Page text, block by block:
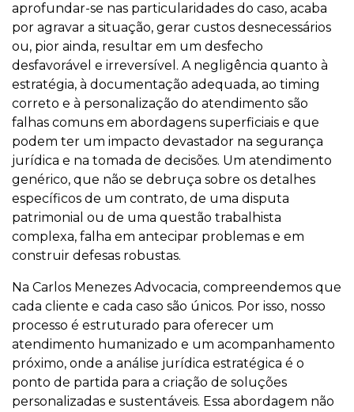
aprofundar-se nas particularidades do caso, acaba
por agravar a situação, gerar custos desnecessários
ou, pior ainda, resultar em um desfecho
desfavorável e irreversível. A negligência quanto à
estratégia, à documentação adequada, ao timing
correto e à personalização do atendimento são
falhas comuns em abordagens superficiais e que
podem ter um impacto devastador na segurança
jurídica e na tomada de decisões. Um atendimento
genérico, que não se debruça sobre os detalhes
específicos de um contrato, de uma disputa
patrimonial ou de uma questão trabalhista
complexa, falha em antecipar problemas e em
construir defesas robustas.
Na Carlos Menezes Advocacia, compreendemos que
cada cliente e cada caso são únicos. Por isso, nosso
processo é estruturado para oferecer um
atendimento humanizado e um acompanhamento
próximo, onde a análise jurídica estratégica é o
ponto de partida para a criação de soluções
personalizadas e sustentáveis. Essa abordagem não